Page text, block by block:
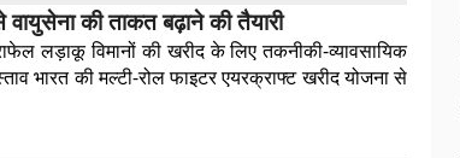
की ताकत बढ़ाने की तैयारी
लड़ाकू विमानों की खरीद के लिए तकनीकी-व्यावसायिक
भारत की मल्टी-रोल फाइटर एयरक्राफ्ट खरीद योजना से